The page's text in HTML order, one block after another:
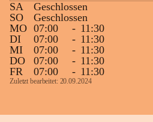
SA
Geschlossen
SO
Geschlossen
MO 07:00 - 11:30
DI
07:00 - 11:30
MI
07:00 - 11:30
DO
07:00 - 11:30
FR
07:00 - 11:30
Zuletzt bearbeitet: 20.09.2024